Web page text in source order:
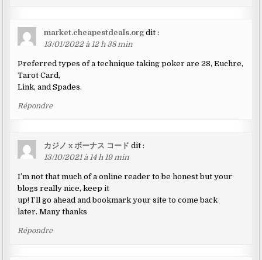
market.cheapestdeals.org dit :
13/01/2022 à 12 h 38 min
Preferred types of a technique taking poker are 28, Euchre,
Tarot Card,
Link, and Spades.
Répondre
カジノ x ボーナス コード dit :
13/10/2021 à 14 h 19 min
I’m not that much of a online reader to be honest but your
blogs really nice, keep it
up! I’ll go ahead and bookmark your site to come back
later. Many thanks
Répondre